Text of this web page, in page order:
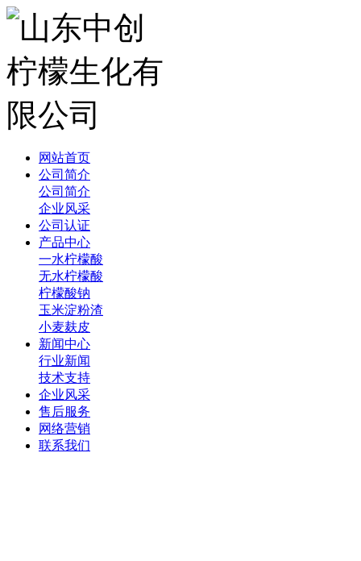
网站首页
公司简介
公司简介
企业风采
公司认证
产品中心
一水柠檬酸
无水柠檬酸
柠檬酸钠
玉米淀粉渣
小麦麸皮
新闻中心
行业新闻
技术支持
企业风采
售后服务
网络营销
联系我们